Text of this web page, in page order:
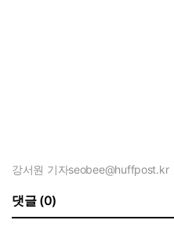
강서원 기자seobee@huffpost.kr
댓글 (0)